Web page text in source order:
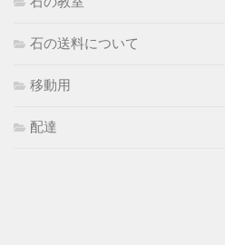
石の送料について
移動用
配達